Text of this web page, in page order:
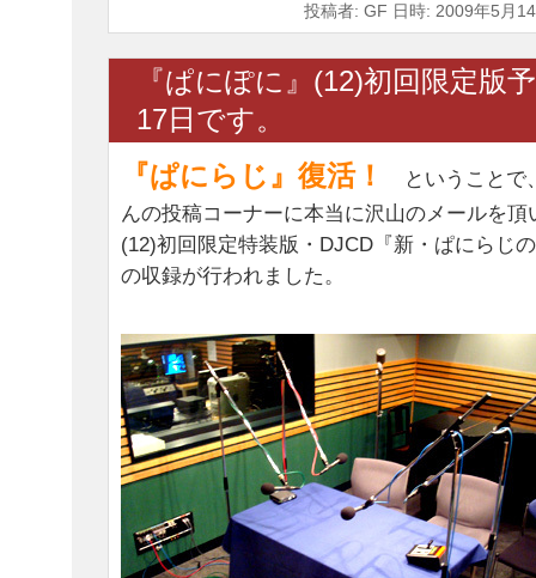
投稿者: GF 日時: 2009年5月
『ぱにぽに』(12)初回限定版
17日です。
『ぱにらじ』復活！
ということで
んの投稿コーナーに本当に沢山のメールを頂
(12)初回限定特装版・DJCD『新・ぱにらじ
の収録が行われました。